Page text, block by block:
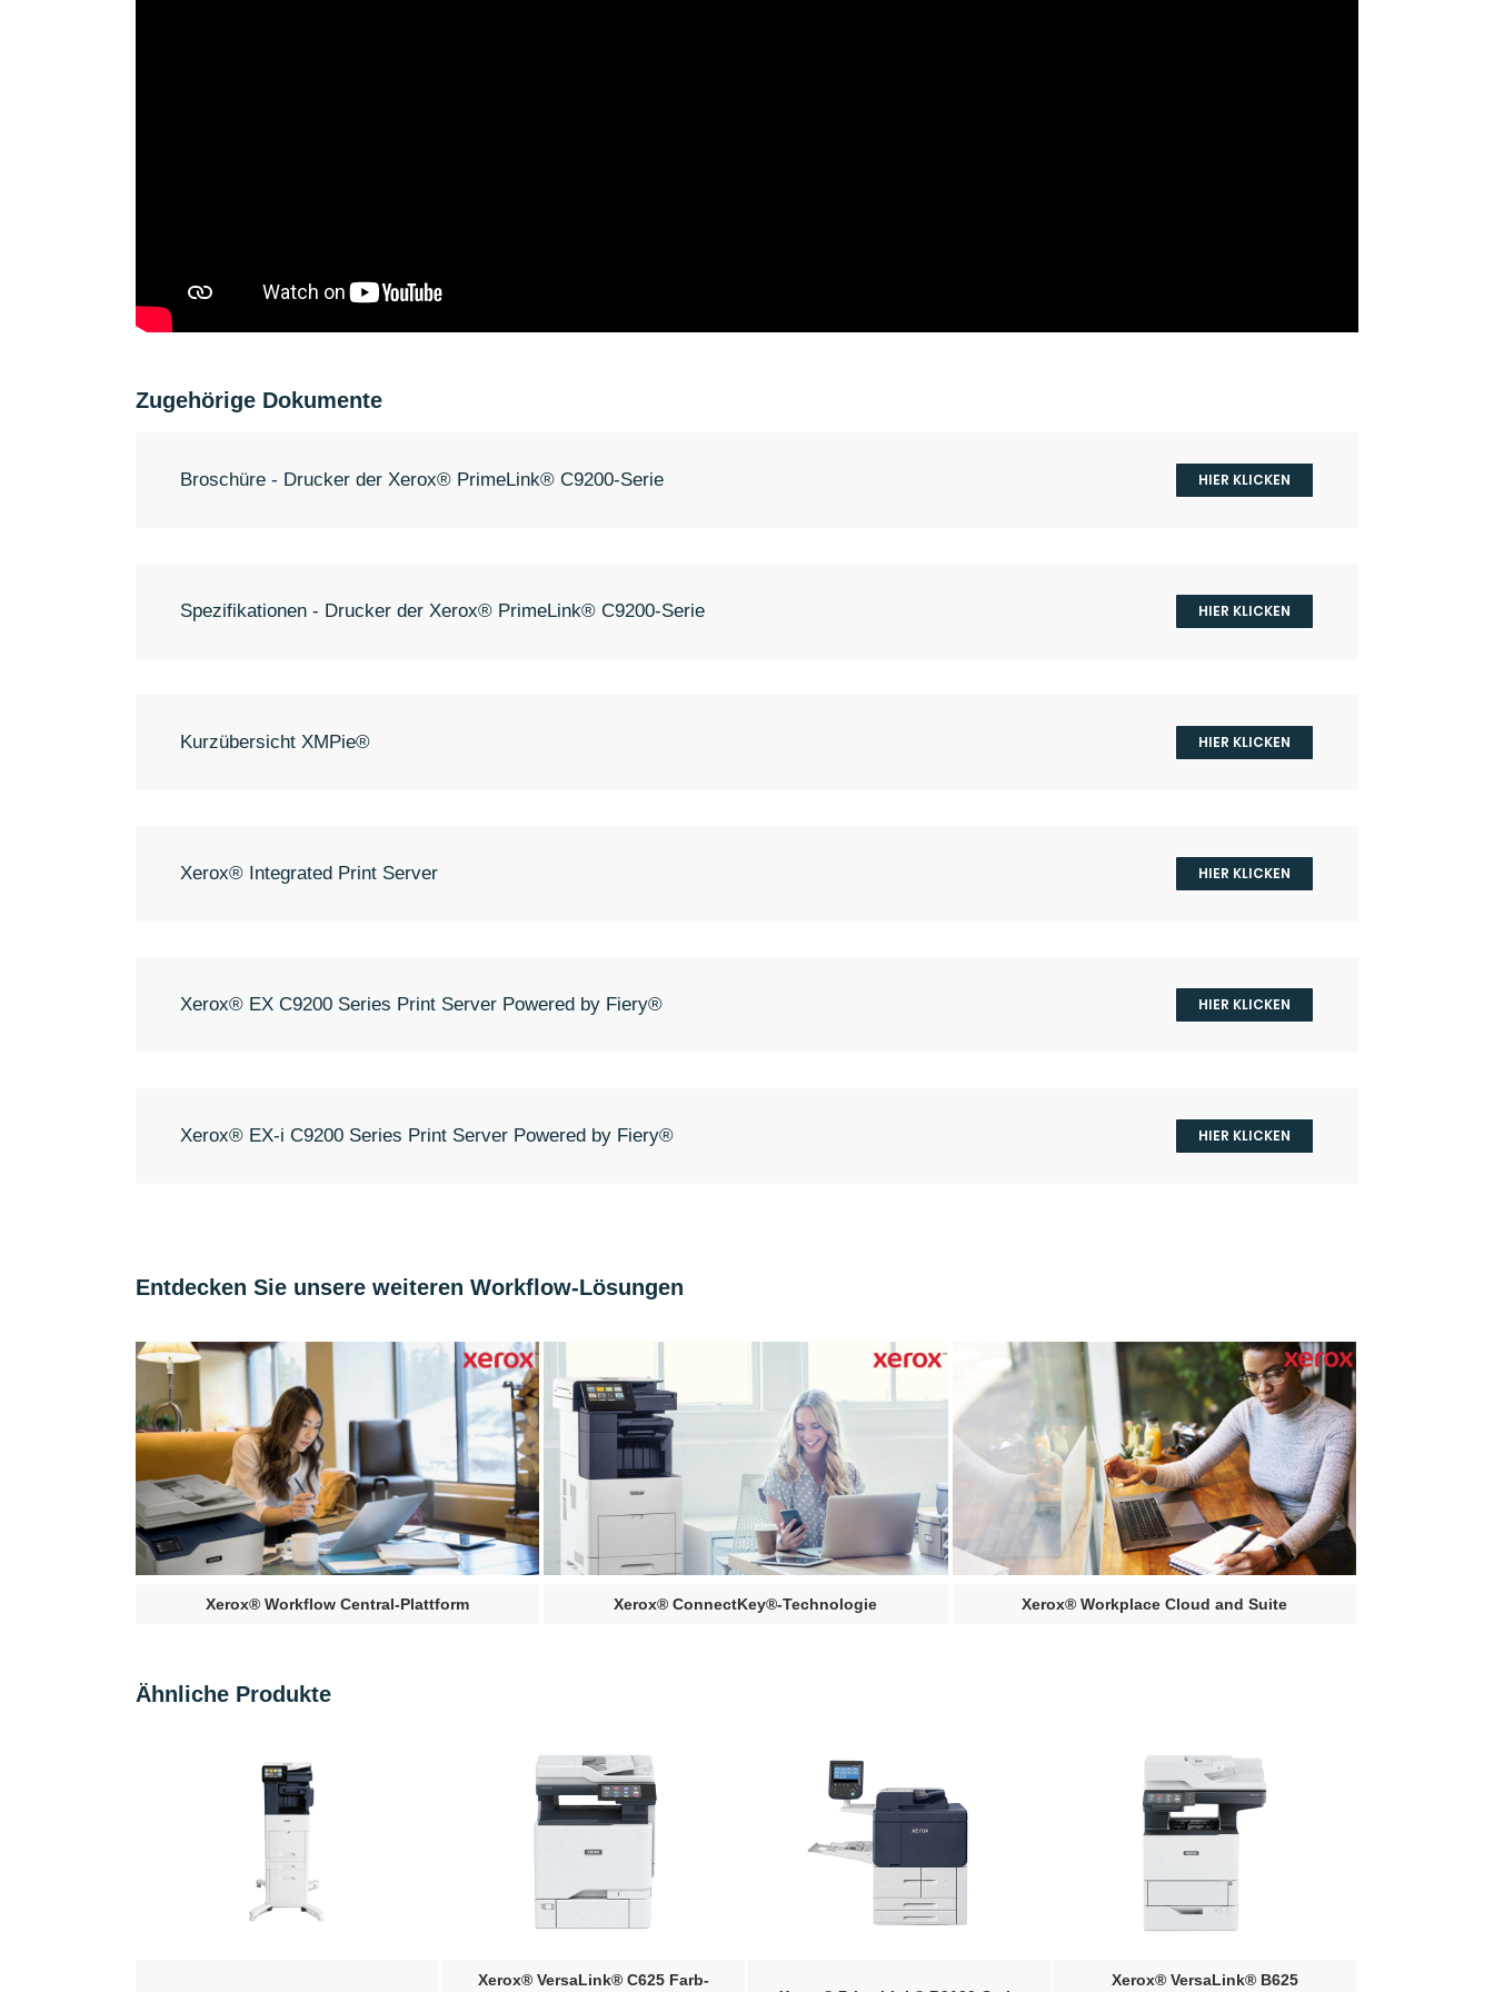
Zugehörige Dokumente
Broschüre - Drucker der Xerox® PrimeLink® C9200-Serie HIER KLICKEN
Spezifikationen - Drucker der Xerox® PrimeLink® C9200-Serie HIER KLICKEN
Kurzübersicht XMPie® HIER KLICKEN
Xerox® Integrated Print Server HIER KLICKEN
Xerox® EX C9200 Series Print Server Powered by Fiery® HIER KLICKEN
Xerox® EX-i C9200 Series Print Server Powered by Fiery® HIER KLICKEN
Entdecken Sie unsere weiteren Workflow-Lösungen
Xerox® Workflow Central-Plattform Xerox® ConnectKey®-Technologie Xerox® Workplace Cloud and Suite
Ähnliche Produkte
Xerox® VersaLink® C625 Farb-
Xerox® VersaLink® B625